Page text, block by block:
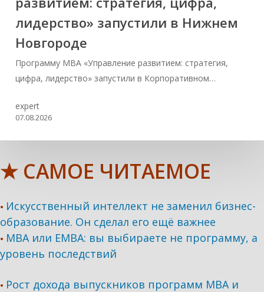
лидерство» запустили в Нижнем
Новгороде
Программу MBA «Управление развитием: стратегия,
цифра, лидерство» запустили в Корпоративном…
expert
07.08.2026
★ САМОЕ ЧИТАЕМОЕ
• Искусственный интеллект не заменил бизнес-
образование. Он сделал его ещё важнее
• MBA или EMBA: вы выбираете не программу, а
уровень последствий
• Рост дохода выпускников программ МВА и